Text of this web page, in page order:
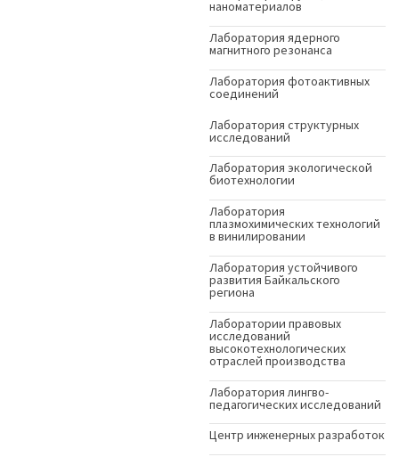
наноматериалов
Лаборатория ядерного
магнитного резонанса
Лаборатория фотоактивных
соединений
Лаборатория структурных
исследований
Лаборатория экологической
биотехнологии
Лаборатория
плазмохимических технологий
в винилировании
Лаборатория устойчивого
развития Байкальского
региона
Лаборатории правовых
исследований
высокотехнологических
отраслей производства
Лаборатория лингво-
педагогических исследований
Центр инженерных разработок